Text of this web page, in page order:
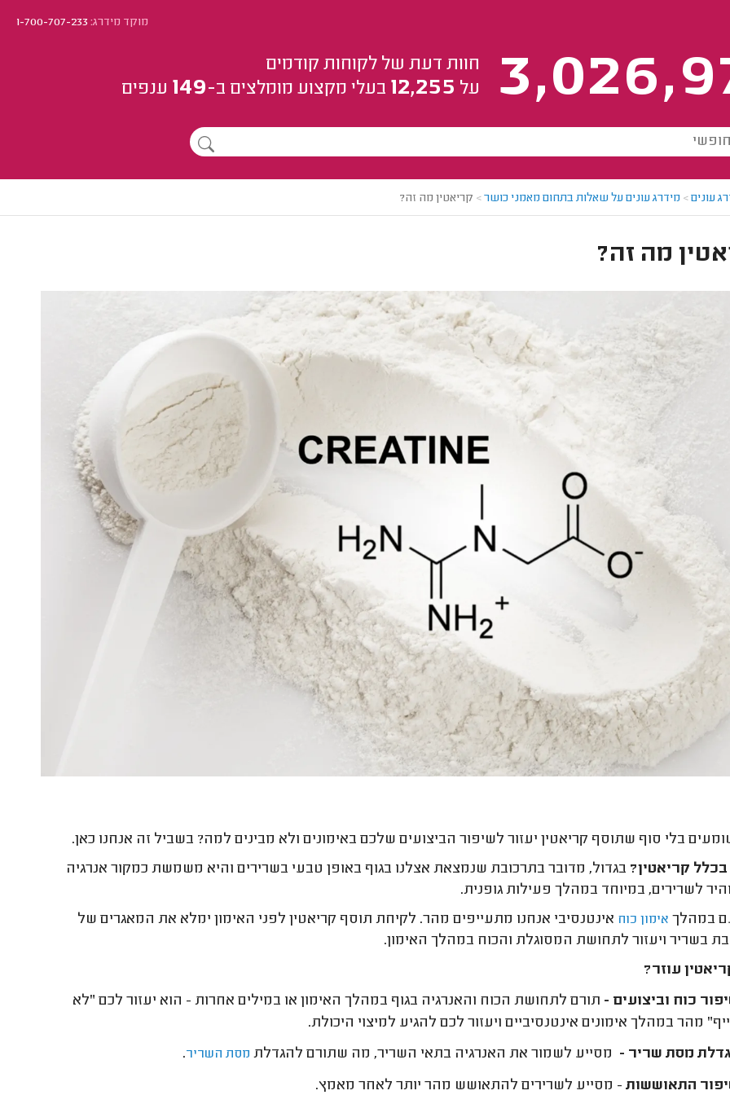
מוקד מידרג:1-700-707-233
חוות דעת של לקוחות קודמים
על 12,255 בעלי מקצוע מומלצים ב-149 ענפים
עונים> מידרג עונים על שאלות בתחום מאמני כושר> קריאטין מה זה?
מה זה?
בלי סוף שתוסף קריאטין יעזור לשיפור הביצועים שלכם באימונים ולא מבינים למה? בשביל זה אנחנו כאן.
קריאטין? בגדול, מדובר בתרכובת שנמצאת אצלנו בגוף באופן טבעי בשרירים והיא משמשת כמקור אנרגיה
לשרירים, במיוחד במהלך פעילות גופנית.
במהלךאימון כוח אינטנסיבי אנחנו מתעייפים מהר. לקיחת תוסף קריאטין לפני האימון ימלא את המאגרים של
בשריר ויעזור לתחושת המסוגלת והכוח במהלך האימון.
עוזר?
כוח וביצועים - תורם לתחושת הכוח והאנרגיה בגוף במהלך האימון או במילים אחרות - הוא יעזור לכם "לא
מהר במהלך אימונים אינטנסיביים ויעזור לכם להגיע למיצוי היכולת.
מסת שריר - מסייע לשמור את האנרגיה בתאי השריר, מה שתורם להגדלת מסת השריר.
התאוששות - מסייע לשרירים להתאושש מהר יותר לאחר מאמץ.